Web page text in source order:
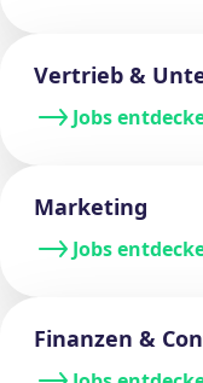
Vertrieb &
Jobs
Marketing
Jobs
Finanzen &